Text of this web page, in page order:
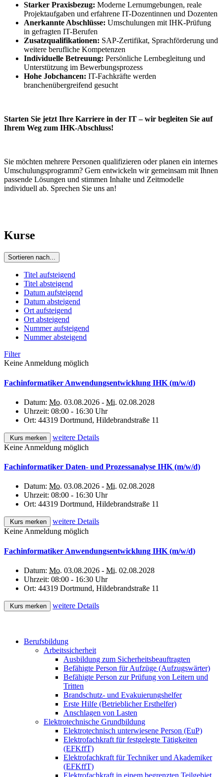
Starker Praxisbezug: Moderne Lernumgebungen, reale
Projektaufgaben und erfahrene IT-Dozentinnen und Dozenten
Anerkannte Abschlüsse: Umschulungen mit IHK-Prüfung
in gefragten IT-Berufen
Zusatzqualifikationen: SAP-Zertifikat, Sprachförderung und
weitere berufliche Kompetenzen
Individuelle Betreuung: Persönliche Lernbegleitung und
Unterstützung im Bewerbungsprozess
Hohe Jobchancen: IT-Fachkräfte werden
branchenübergreifend gesucht
Starten Sie jetzt Ihre Karriere in der IT – wir begleiten Sie auf
Ihrem Weg zum IHK-Abschluss!
Sie möchten mehrere Personen qualifizieren oder planen ein internes
Umschulungsprogramm? Gern entwickeln wir gemeinsam mit Ihnen
passende Lösungen und stimmen Inhalte und Zeitmodelle
individuell ab. Sprechen Sie uns an!
Kurse
Sortieren nach...
Titel aufsteigend
Titel absteigend
Datum aufsteigend
Datum absteigend
Ort aufsteigend
Ort absteigend
Nummer aufsteigend
Nummer absteigend
Filter
Keine Anmeldung möglich
Fachinformatiker Anwendungsentwicklung IHK (m/w/d)
Datum: Mo. 03.08.2026 - Mi. 02.08.2028
Uhrzeit: 08:00 - 16:30 Uhr
Ort: 44319 Dortmund, Hildebrandstraße 11
Kurs merken
weitere Details
Keine Anmeldung möglich
Fachinformatiker Daten- und Prozessanalyse IHK (m/w/d)
Datum: Mo. 03.08.2026 - Mi. 02.08.2028
Uhrzeit: 08:00 - 16:30 Uhr
Ort: 44319 Dortmund, Hildebrandstraße 11
Kurs merken
weitere Details
Keine Anmeldung möglich
Fachinformatiker Anwendungsentwicklung IHK (m/w/d)
Datum: Mo. 03.08.2026 - Mi. 02.08.2028
Uhrzeit: 08:00 - 16:30 Uhr
Ort: 44319 Dortmund, Hildebrandstraße 11
Kurs merken weitere Details
Berufsbildung
Arbeitssicherheit
Ausbildung zum Sicherheitsbeauftragten
Befähigte Person für Aufzüge (Aufzugswärter)
Befähigte Person zur Prüfung von Leitern und
Tritten
Brandschutz- und Evakuierungshelfer
Erste Hilfe (Betrieblicher Ersthelfer)
Anschlagen von Lasten
Elektrotechnische Grundbildung
Elektrotechnisch unterwiesene Person (EuP)
Elektrofachkraft für festgelegte Tätigkeiten
(EFKffT)
Elektrofachkraft für Techniker und Akademiker
(EFKffT)
Elektrofachkraft in einem begrenzten Teilgebiet